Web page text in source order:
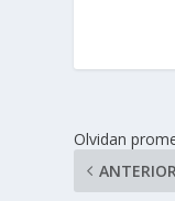
Olvidan